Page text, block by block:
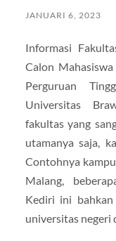
JANUARI 6, 2023
Informasi
Calon
Perguruan
Universitas
fakultas yang
utamanya saja,
Contohnya
Malang,
Kediri ini
universitas negeri